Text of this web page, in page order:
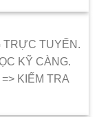
TRỰC TUYẾN.
KỸ CÀNG.
KIẾM TRA